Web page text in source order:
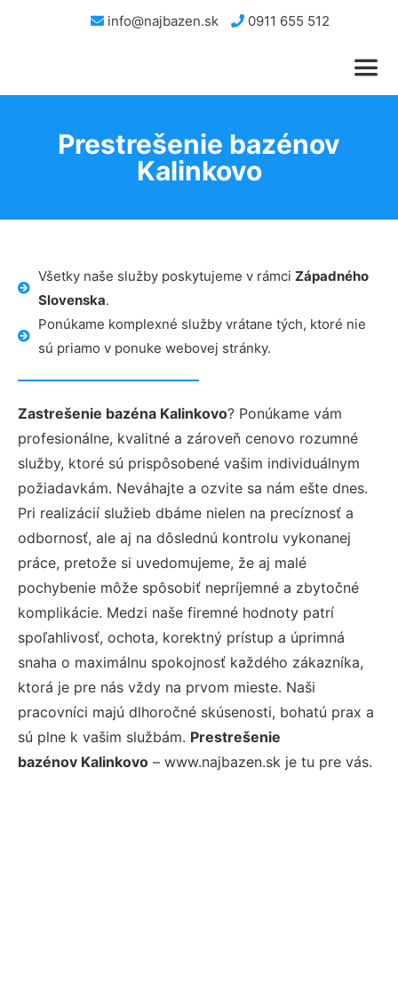
info@najbazen.sk 0911 655 512
Prestrešenie bazénov
Kalinkovo
Všetky naše služby poskytujeme v rámci Západného
Slovenska.
Ponúkame komplexné služby vrátane tých, ktoré nie
sú priamo v ponuke webovej stránky.
Zastrešenie bazéna Kalinkovo? Ponúkame vám
profesionálne, kvalitné a zároveň cenovo rozumné
služby, ktoré sú prispôsobené vašim individuálnym
požiadavkám. Neváhajte a ozvite sa nám ešte dnes.
Pri realizácií služieb dbáme nielen na precíznosť a
odbornosť, ale aj na dôslednú kontrolu vykonanej
práce, pretože si uvedomujeme, že aj malé
pochybenie môže spôsobiť nepríjemné a zbytočné
komplikácie. Medzi naše firemné hodnoty patrí
spoľahlivosť, ochota, korektný prístup a úprimná
snaha o maximálnu spokojnosť každého zákazníka,
ktorá je pre nás vždy na prvom mieste. Naši
pracovníci majú dlhoročné skúsenosti, bohatú prax a
sú plne k vašim službám. Prestrešenie
bazénov Kalinkovo – www.najbazen.sk je tu pre vás.